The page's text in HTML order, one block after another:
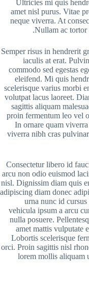
Ultricies mi quis
amet nisl purus. Vitae
neque viverra. At
Nullam ac tortor
Semper risus in hendrerit
iaculis at erat.
commodo sed egestas
eleifend. Mi quis
scelerisque varius morbi
volutpat lacus laoreet.
sagittis aliquam
proin fermentum leo vel
In ornare quam
viverra nibh cras
Consectetur libero id
arcu non odio euismod
nisl. Dignissim diam quis
adipiscing diam donec
urna nunc id
vehicula ipsum a arcu
nulla posuere.
amet mattis vulputate
Lobortis scelerisque
orci. Proin sagittis nisl
lorem mollis aliquam